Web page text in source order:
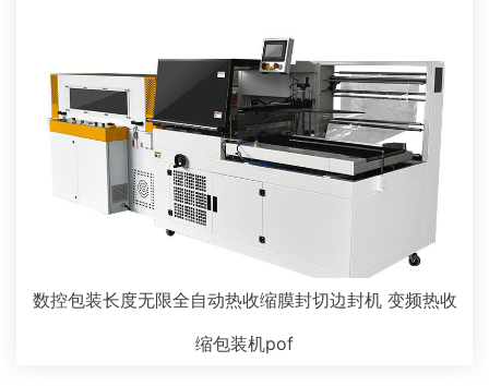
数控包装长度无限全自动热收缩膜封切边封机 变频热收
缩包装机pof